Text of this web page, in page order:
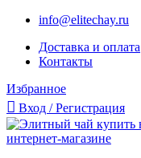
info@elitechay.ru
Доставка и оплата
Контакты
Избранное
Вход / Регистрация